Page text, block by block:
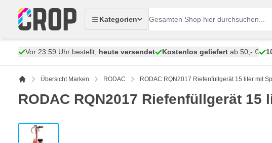
Kategorien
Vor 23:59 Uhr bestellt, heute versendet Kostenlos geliefert ab 50,- €
Übersicht Marken RODAC RODAC RQN2017 Riefenfüllgerät 15 liter mit
RODAC RQN2017 Riefenfüllgerät
View larger image